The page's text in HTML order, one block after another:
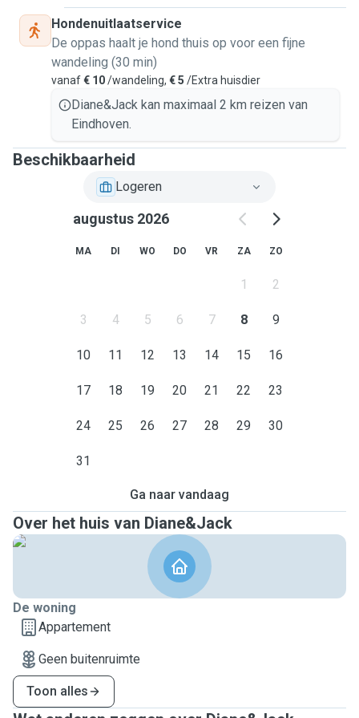
Hondenuitlaatservice
De oppas haalt je hond thuis op voor een fijne
wandeling (30 min)
vanaf€ 10/wandeling, € 5 /Extra huisdier
Diane&Jack kan maximaal 2 km reizen van
Eindhoven.
Beschikbaarheid
Logeren
augustus 2026
MA DI WO DO VR ZA ZO
1 2
3 4 5 6 7 8 9
10 11 12 13 14 15 16
17 18 19 20 21 22 23
24 25 26 27 28 29 30
31
Ga naar vandaag
Over het huis van Diane&Jack
De woning
Appartement
Geen buitenruimte
Toon alles